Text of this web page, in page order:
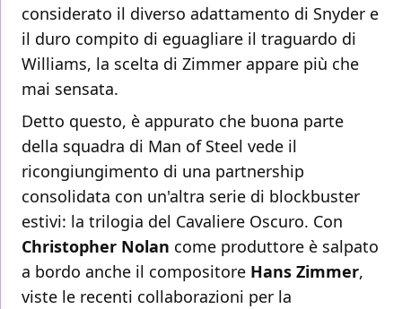
considerato il diverso adattamento di Snyder e
il duro compito di eguagliare il traguardo di
Williams, la scelta di Zimmer appare più che
mai sensata.
Detto questo, è appurato che buona parte
della squadra di Man of Steel vede il
ricongiungimento di una partnership
consolidata con un'altra serie di blockbuster
estivi: la trilogia del Cavaliere Oscuro. Con
Christopher Nolan come produttore è salpato
a bordo anche il compositore Hans Zimmer,
viste le recenti collaborazioni per la